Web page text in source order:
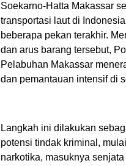
Soekarno-Hatta Makassar
transportasi laut di
beberapa pekan terakhir.
dan arus barang tersebut,
Pelabuhan Makassar
dan pemantauan intensif di
Langkah ini dilakukan
potensi tindak kriminal,
narkotika, masuknya